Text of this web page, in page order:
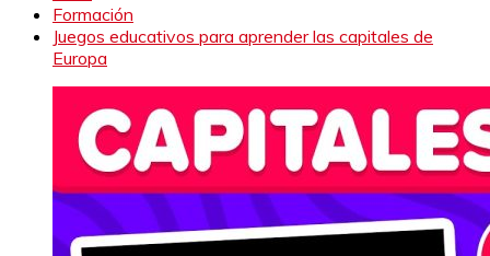
Formación
Juegos educativos para aprender las capitales de
Europa